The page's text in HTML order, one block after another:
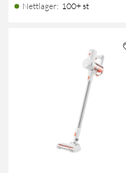
Nettlager: 100+ st